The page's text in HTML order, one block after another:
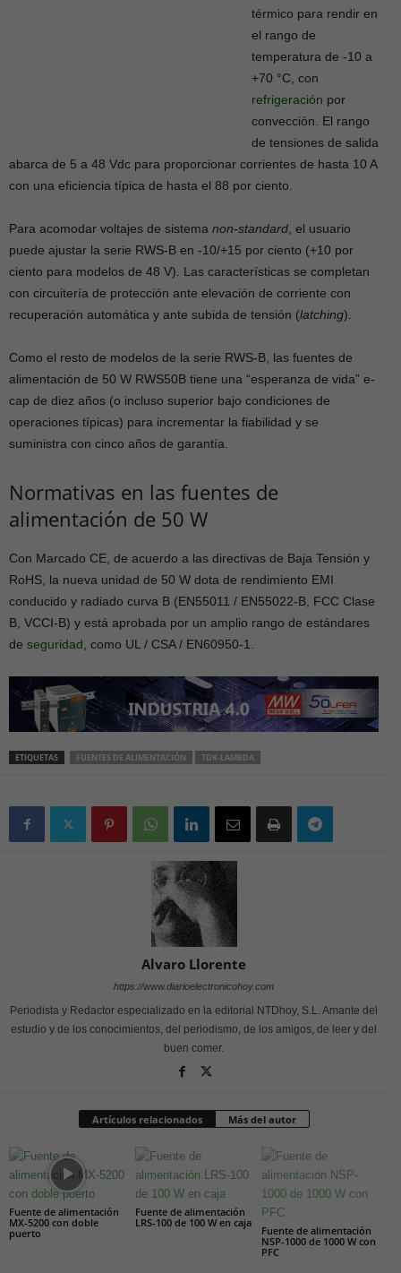
térmico para rendir en
el rango de
temperatura de -10 a
+70 °C, con
refrigeración por
convección. El rango
de tensiones de salida
abarca de 5 a 48 Vdc para proporcionar corrientes de hasta 10 A
con una eficiencia típica de hasta el 88 por ciento.
Para acomodar voltajes de sistema non-standard , el usuario
puede ajustar la serie RWS-B en -10/+15 por ciento (+10 por
ciento para modelos de 48 V). Las características se completan
con circuitería de protección ante elevación de corriente con
recuperación automática y ante subida de tensión (latching).
Como el resto de modelos de la serie RWS-B, las fuentes de
alimentación de 50 W RWS50B tiene una “esperanza de vida” e-
cap de diez años (o incluso superior bajo condiciones de
operaciones típicas) para incrementar la fiabilidad y se
suministra con cinco años de garantía.
Normativas en las fuentes de
alimentación de 50 W
Con Marcado CE, de acuerdo a las directivas de Baja Tensión y
RoHS, la nueva unidad de 50 W dota de rendimiento EMI
conducido y radiado curva B (EN55011 / EN55022-B, FCC Clase
B, VCCI-B) y está aprobada por un amplio rango de estándares
de seguridad , como UL / CSA / EN60950-1.
ETIQUETAS FUENTES DE ALIMENTACIÓN TDK-LAMBDA
Alvaro Llorente
https://www.diarioelectronicohoy.com
Periodista y Redactor especializado en la editorial NTDhoy, S.L. Amante del
estudio y de los conocimientos, del periodismo, de los amigos, de leer y del
buen comer.
Artículos relacionados Más del autor
Fuente de alimentación
MX-5200 con doble
puerto
Fuente de alimentación
LRS-100 de 100 W en caja
Fuente de alimentación
NSP-1000 de 1000 W con
PFC